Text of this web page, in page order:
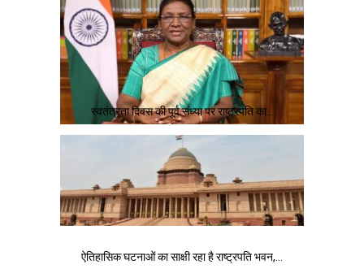
स्वतंत्रता दिवस की पूर्व संध्या पर राष्ट्रपति का…
ऐतिहासिक घटनाओं का साक्षी रहा है राष्ट्रपति भवन,…